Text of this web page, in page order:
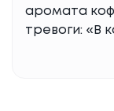
аромата
тревоги: «В